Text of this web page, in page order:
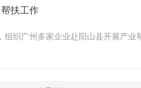
扶工作
织广州多家企业赴阳山县开展产